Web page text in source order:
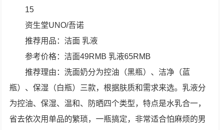
15
资生堂UNO/吾诺
推荐用品：洁面 乳液
参考价格：洁面49RMB 乳液65RMB
推荐理由：洗面奶分为控油（黑瓶）、洁净（蓝
瓶）、保湿（白瓶）三款，根据肤质和需求来选。乳液分
为控油、保湿、温和、防晒四个类型，特点是水乳合一，
省去依次用单品的繁琐，一瓶搞定，非常适合怕麻烦的男